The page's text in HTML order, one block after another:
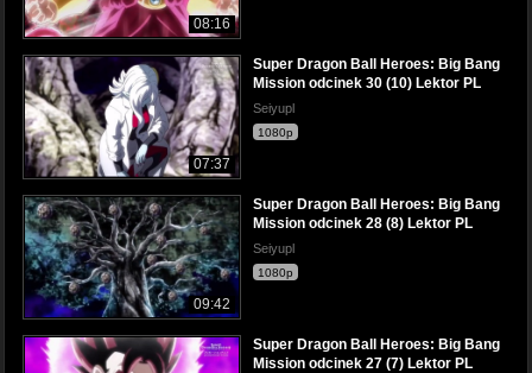
08:16
07:37
Super Dragon Ball Heroes: Big Bang
Mission odcinek 30 (10) Lektor PL
Seiyupl
1080p
09:42
Super Dragon Ball Heroes: Big Bang
Mission odcinek 28 (8) Lektor PL
Seiyupl
1080p
Super Dragon Ball Heroes: Big Bang
Mission odcinek 27 (7) Lektor PL